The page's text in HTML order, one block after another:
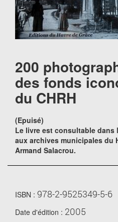
200
des fonds
du CHRH
(Epuisé)
Le livre est consultable
aux archives municipales du
Armand Salacrou.
ISBN : 978-2-9525349-5-6
Date d'édition : 2005